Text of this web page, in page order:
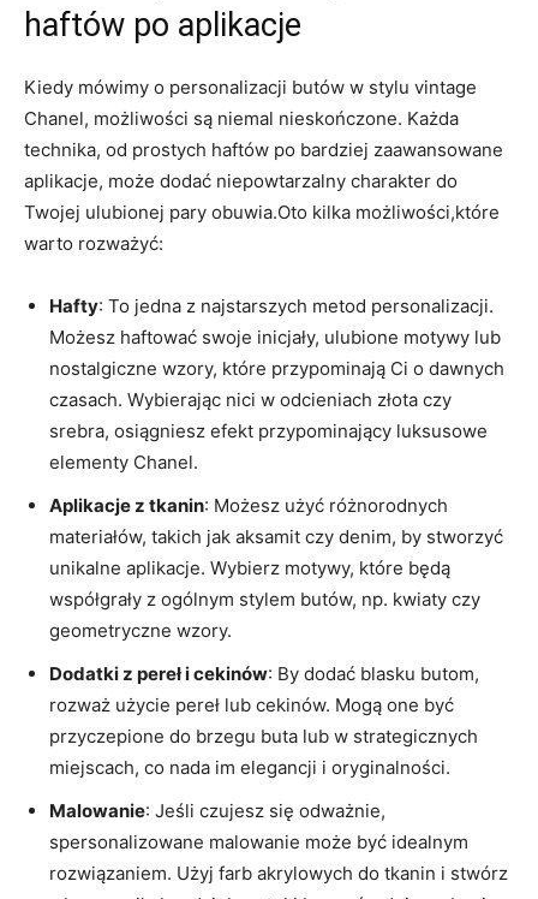
haftów po aplikacje
Kiedy mówimy o personalizacji butów w stylu vintage
Chanel, możliwości są niemal nieskończone. Każda
technika, od prostych haftów po bardziej zaawansowane
aplikacje, może dodać niepowtarzalny charakter do
Twojej ulubionej pary obuwia.Oto kilka możliwości,które
warto rozważyć:
Hafty: To jedna z najstarszych metod personalizacji.
Możesz haftować swoje inicjały, ulubione motywy lub
nostalgiczne wzory, które przypominają Ci o dawnych
czasach. Wybierając nici w odcieniach złota czy
srebra, osiągniesz efekt przypominający luksusowe
elementy Chanel.
Aplikacje z tkanin: Możesz użyć różnorodnych
materiałów, takich jak aksamit czy denim, by stworzyć
unikalne aplikacje. Wybierz motywy, które będą
współgrały z ogólnym stylem butów, np. kwiaty czy
geometryczne wzory.
Dodatki z pereł i cekinów: By dodać blasku butom,
rozważ użycie pereł lub cekinów. Mogą one być
przyczepione do brzegu buta lub w strategicznych
miejscach, co nada im elegancji i oryginalności.
Malowanie: Jeśli czujesz się odważnie,
spersonalizowane malowanie może być idealnym
rozwiązaniem. Użyj farb akrylowych do tkanin i stwórz